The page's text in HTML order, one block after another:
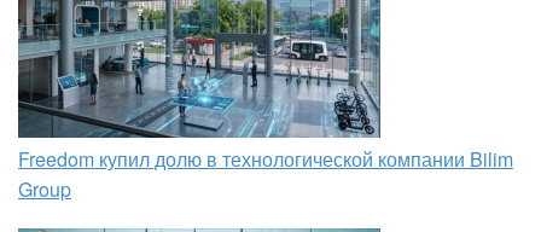
Freedom купил долю в технологической компании Bilim
Group